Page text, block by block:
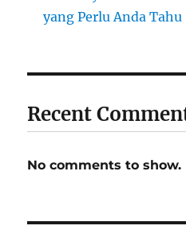
yang Perlu Anda Tahu
Recent
No comments to show.